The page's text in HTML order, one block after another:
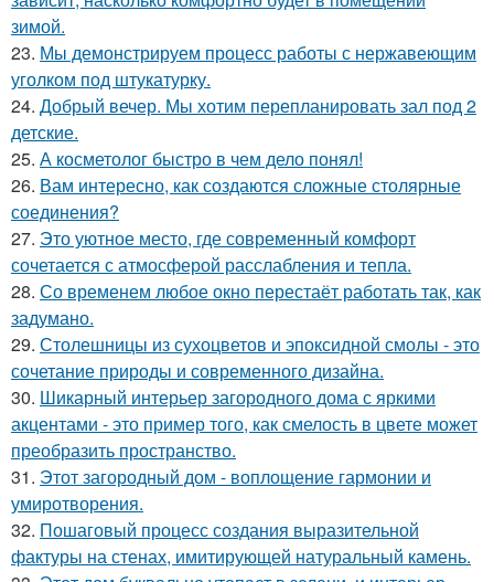
зимой.
23. Мы демонстрируем процесс работы с нержавеющим
уголком под штукатурку.
24. Добрый вечер. Мы хотим перепланировать зал под 2
детские.
25. А косметолог быстро в чем дело понял!
26. Вам интересно, как создаются сложные столярные
соединения?
27. Это уютное место, где современный комфорт
сочетается с атмосферой расслабления и тепла.
28. Со временем любое окно перестаёт работать так, как
задумано.
29. Столешницы из сухоцветов и эпоксидной смолы - это
сочетание природы и современного дизайна.
30. Шикарный интерьер загородного дома с яркими
акцентами - это пример того, как смелость в цвете может
преобразить пространство.
31. Этот загородный дом - воплощение гармонии и
умиротворения.
32. Пошаговый процесс создания выразительной
фактуры на стенах, имитирующей натуральный камень.